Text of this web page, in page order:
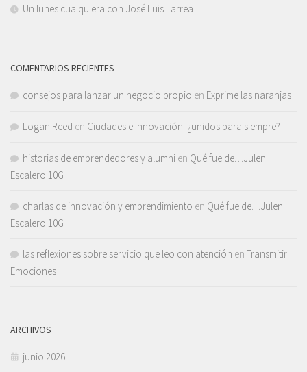
Un lunes cualquiera con José Luis Larrea
COMENTARIOS RECIENTES
consejos para lanzar un negocio propio en Exprime las naranjas
Logan Reed en Ciudades e innovación: ¿unidos para siempre?
historias de emprendedores y alumni en Qué fue de…Julen
Escalero 10G
charlas de innovación y emprendimiento en Qué fue de…Julen
Escalero 10G
las reflexiones sobre servicio que leo con atención en Transmitir
Emociones
ARCHIVOS
junio 2026